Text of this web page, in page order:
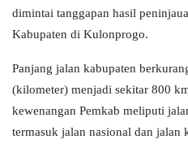
dimintai tanggapan hasil
Kabupaten di Kulonprogo.
Panjang jalan kabupaten
(kilometer) menjadi sekitar 800
kewenangan Pemkab meliputi
termasuk jalan nasional dan jalan